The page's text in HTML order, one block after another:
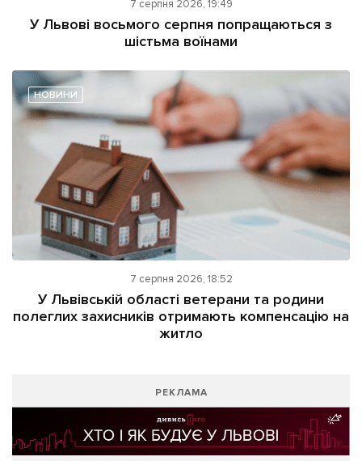
7 серпня 2026, 19:49
У Львові восьмого серпня попращаються з
шістьма воїнами
НОВИНИ
7 серпня 2026, 18:52
У Львівській області ветерани та родини
полеглих захисників отримають компенсацію на
житло
РЕКЛАМА